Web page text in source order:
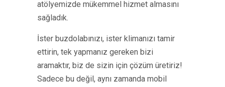
atölyemizde mükemmel hizmet almasını
sağladık.
İster buzdolabınızı, ister klimanızı tamir
ettirin, tek yapmanız gereken bizi
aramaktır, biz de sizin için çözüm üretiriz!
Sadece bu değil, aynı zamanda mobil